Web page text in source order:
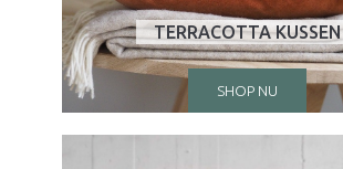
TERRACOTTA KUSSEN
SHOP NU